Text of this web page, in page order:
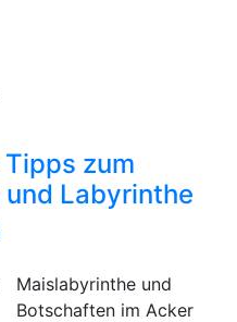
Tipps zum
Labyrinthe
Maislabyrinthe und
Botschaften im Acker